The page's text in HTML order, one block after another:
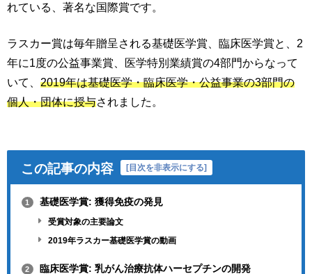
れている、著名な国際賞です。
ラスカー賞は毎年贈呈される基礎医学賞、臨床医学賞と、2
年に1度の公益事業賞、医学特別業績賞の4部門からなって
いて、 2019年は基礎医学・臨床医学・公益事業の3部門の
個人・団体に授与されました。
この記事の内容 [ 目次を非表示にする]
1 基礎医学賞: 獲得免疫の発見
受賞対象の主要論文
2019年ラスカー基礎医学賞の動画
2 臨床医学賞: 乳がん治療抗体ハーセプチンの開発